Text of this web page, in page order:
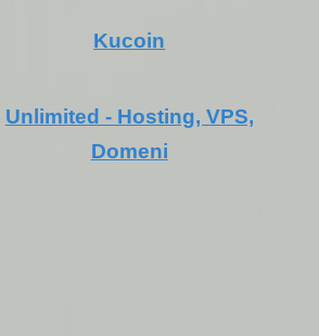
Kucoin
Unlimited - Hosting, VPS,
Domeni